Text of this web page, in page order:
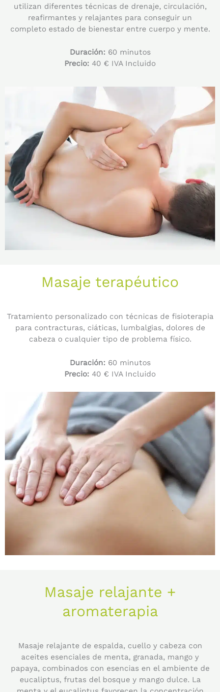
utilizan diferentes técnicas de drenaje, circulación,
reafirmantes y relajantes para conseguir un
completo estado de bienestar entre cuerpo y mente.
Duración: 60 minutos
Precio: 40 € IVA Incluido
Masaje terapéutico
Tratamiento personalizado con técnicas de fisioterapia
para contracturas, ciáticas, lumbalgias, dolores de
cabeza o cualquier tipo de problema físico.
Duración: 60 minutos
Precio: 40 € IVA Incluido
Masaje relajante +
aromaterapia
Masaje relajante de espalda, cuello y cabeza con
aceites esenciales de menta, granada, mango y
papaya, combinados con esencias en el ambiente de
eucaliptus, frutas del bosque y mango dulce. La